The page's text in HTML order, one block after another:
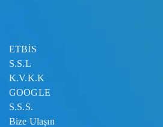
ETBİS
S.S.L
K.V.K.K
GOOGLE
S.S.S.
Bize Ulaşın